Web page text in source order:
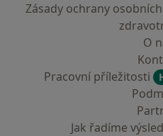
Zásady ochrany
O
Pracovní příležitosti
Jak řadíme